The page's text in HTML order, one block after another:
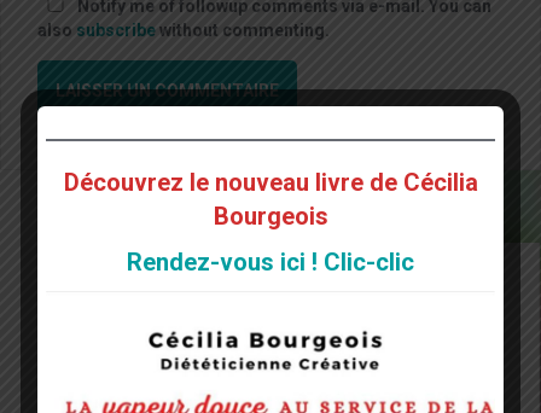
Notify me of followup comments via e-mail. You can
also subscribewithout commenting.
Découvrez le nouveau livre de Cécilia
Bourgeois
Rendez-vous ici ! Clic-clic